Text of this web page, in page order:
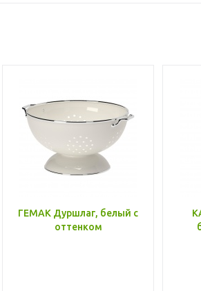
ГЕМАК Дуршлаг, белый с
оттенком